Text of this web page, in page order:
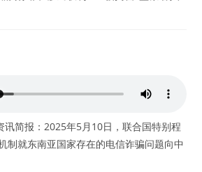
讯简报：2025年5月10日，联合国特别程
制就东南亚国家存在的电信诈骗问题向中